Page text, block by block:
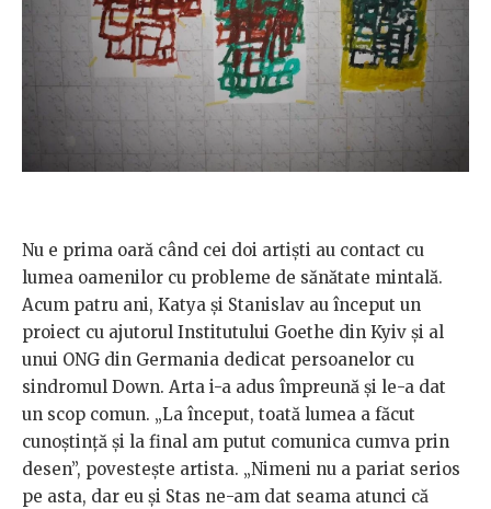
Nu e prima oară când cei doi artiști au contact cu
lumea oamenilor cu probleme de sănătate mintală.
Acum patru ani, Katya și Stanislav au început un
proiect cu ajutorul Institutului Goethe din Kyiv și al
unui ONG din Germania dedicat persoanelor cu
sindromul Down. Arta i-a adus împreună și le-a dat
un scop comun. „La început, toată lumea a făcut
cunoștință și la final am putut comunica cumva prin
desen”, povestește artista. „Nimeni nu a pariat serios
pe asta, dar eu și Stas ne-am dat seama atunci că